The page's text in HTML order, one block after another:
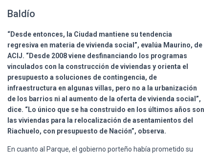
Baldío
“Desde entonces, la Ciudad mantiene su tendencia
regresiva en materia de vivienda social”, evalúa Maurino, de
ACIJ. “Desde 2008 viene desfinanciando los programas
vinculados con la construcción de viviendas y orienta el
presupuesto a soluciones de contingencia, de
infraestructura en algunas villas, pero no a la urbanización
de los barrios ni al aumento de la oferta de vivienda social”,
dice. “Lo único que se ha construido en los últimos años son
las viviendas para la relocalización de asentamientos del
Riachuelo, con presupuesto de Nación”, observa.
En cuanto al Parque, el gobierno porteño había prometido su